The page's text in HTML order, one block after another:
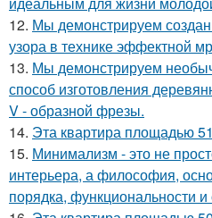
12. Мы демонстрируем
узора в технике эффектной
13. Мы демонстрируем
способ изготовления
V - образной фрезы.
14. Эта квартира площадью
15. Минимализм - это не
интерьера, а философия,
порядка, функциональности и